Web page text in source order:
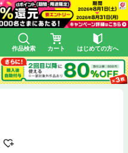
作品検索 カート はじめての方へ